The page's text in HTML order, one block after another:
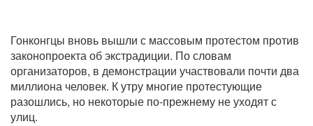
Гонконгцы вновь вышли с массовым протестом против
законопроекта об экстрадиции. По словам
организаторов, в демонстрации участвовали почти два
миллиона человек. К утру многие протестующие
разошлись, но некоторые по-прежнему не уходят с
улиц.